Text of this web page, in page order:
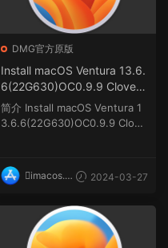
DMG官方原版
Install macOS Ventura 13.6.
6(22G630)OC0.9.9 Clover5
156 winPE三引导官方原版.d
mg
简介 Install macOS Ventura 1
3.6.6(22G630)OC0.9.9 Clove
imacos.t
2024-03-27